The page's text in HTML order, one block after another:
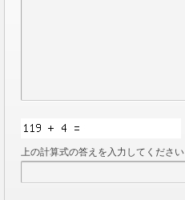
上の計算式の答えを入力してください